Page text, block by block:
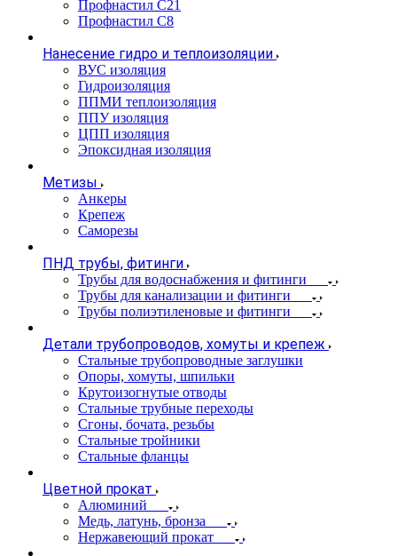
Профнастил С21
Профнастил С8
Нанесение гидро и теплоизоляции
ВУС изоляция
Гидроизоляция
ППМИ теплоизоляция
ППУ изоляция
ЦПП изоляция
Эпоксидная изоляция
Метизы
Анкеры
Крепеж
Саморезы
ПНД трубы, фитинги
Трубы для водоснабжения и фитинги
Трубы для канализации и фитинги
Трубы полиэтиленовые и фитинги
Детали трубопроводов, хомуты и крепеж
Стальные трубопроводные заглушки
Опоры, хомуты, шпильки
Крутоизогнутые отводы
Стальные трубные переходы
Сгоны, бочата, резьбы
Стальные тройники
Стальные фланцы
Цветной прокат
Алюминий
Медь, латунь, бронза
Нержавеющий прокат